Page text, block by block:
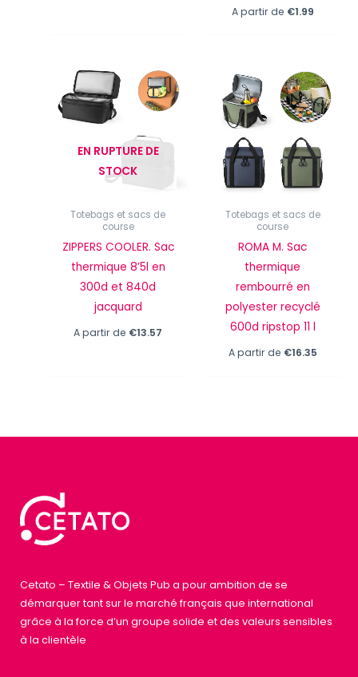
A partir de €1.99
EN RUPTURE DE
STOCK
Totebags et sacs de
course
ZIPPERS COOLER. Sac
thermique 8’5l en
300d et 840d
jacquard
A partir de €13.57
Totebags et sacs de
course
ROMA M. Sac
thermique
rembourré en
polyester recyclé
600d ripstop 11 l
A partir de €16.35
Cetato – Textile & Objets Pub a pour ambition de se
démarquer tant sur le marché français que international
grâce à la force d’un groupe solide et des valeurs sensibles
à la clientèle